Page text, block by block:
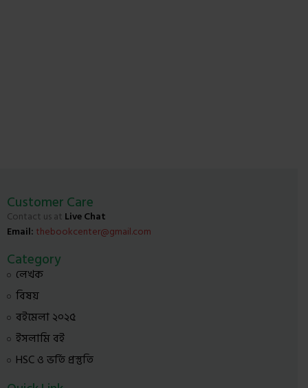
Customer Care
Contact us at Live Chat
Email: thebookcenter@gmail.com
Category
লেখক
বিষয়
বইমেলা ২০২৫
ইসলামি বই
HSC ও ভর্তি প্রস্তুতি